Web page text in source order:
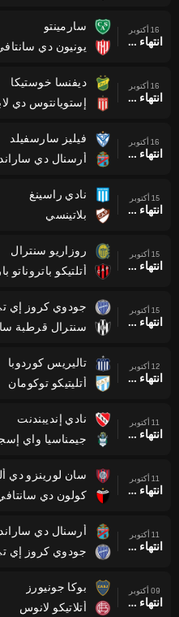
16 أكتوبر
انتهاء وقت المباراة
سارمينتو
يونيون دي
16 أكتوبر
انتهاء وقت المباراة
ديفنسا خوستيكا
إستويانتوس دي
16 أكتوبر
انتهاء وقت المباراة
فيليز سارسفيلد
أرسنال دي
15 أكتوبر
انتهاء وقت المباراة
نادي راسينغ
بلاتينسي
15 أكتوبر
انتهاء وقت المباراة
روزاريو سنترال
أتلتيكو باتروناتو
15 أكتوبر
انتهاء وقت المباراة
جودوي كروز إي
سنترال قرطبة
12 أكتوبر
انتهاء وقت المباراة
تاليريس كوردوبا
أتليتيكو توكومان
11 أكتوبر
انتهاء وقت المباراة
نادي إنديبندنت
جيمناسيا واي
11 أكتوبر
انتهاء وقت المباراة
سان لورينزو دي
كولون دي
11 أكتوبر
انتهاء وقت المباراة
أرسنال دي
جودوي كروز إي
09 أكتوبر
انتهاء وقت المباراة
بوكا جونيورز
أتلاتيكو لانوس